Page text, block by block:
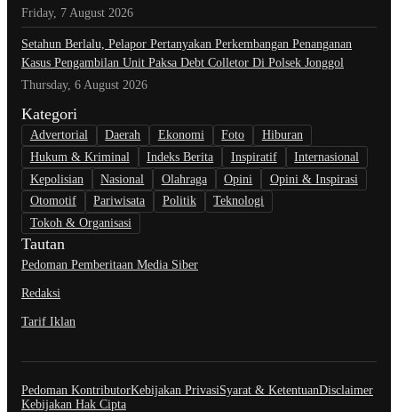
Friday, 7 August 2026
Setahun Berlalu, Pelapor Pertanyakan Perkembangan Penanganan
Kasus Pengambilan Unit Paksa Debt Colletor Di Polsek Jonggol
Thursday, 6 August 2026
Kategori
Advertorial Daerah Ekonomi Foto
Hiburan
Hukum & Kriminal
Indeks Berita Inspiratif
Internasional
Kepolisian
Nasional Olahraga Opini
Opini & Inspirasi
Otomotif
Pariwisata Politik
Teknologi
Tokoh & Organisasi
Tautan
Pedoman Pemberitaan Media Siber
Redaksi
Tarif Iklan
Pedoman KontributorKebijakan PrivasiSyarat & KetentuanDisclaimer
Kebijakan Hak Cipta